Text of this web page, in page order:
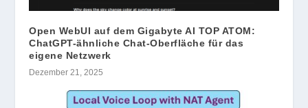
Open WebUI auf dem Gigabyte AI TOP ATOM:
ChatGPT-ähnliche Chat-Oberfläche für das
eigene Netzwerk
Dezember 21, 2025